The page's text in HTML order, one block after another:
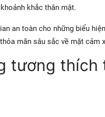
khắc thân mật.
an toàn cho những biểu
mãn sâu sắc về mặt cảm
tương thích